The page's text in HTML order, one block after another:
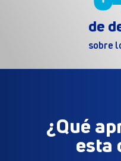
de
sobre
¿Qué
esta